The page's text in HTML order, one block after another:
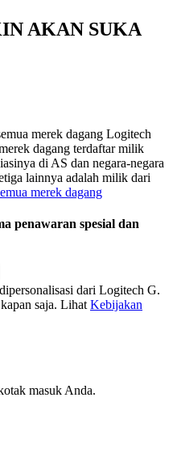
AKAN SUKA
merek dagang Logitech
dagang terdaftar milik
di AS dan negara-negara
lainnya adalah milik dari
merek dagang
penawaran spesial dan
dari Logitech G.
saja. Lihat Kebijakan
masuk Anda.